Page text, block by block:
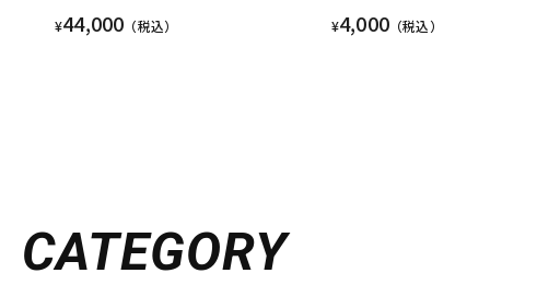
¥44,000 （税込） ¥4,000 （税込）
CATEGORY